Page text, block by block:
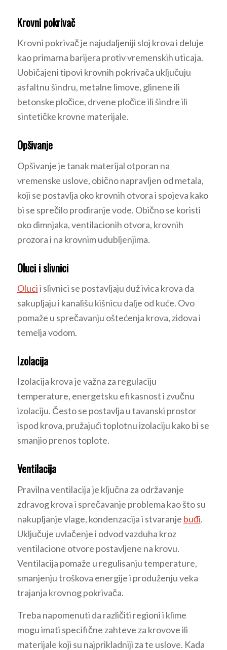
Krovni pokrivač
Krovni pokrivač je najudaljeniji sloj krova i deluje
kao primarna barijera protiv vremenskih uticaja.
Uobičajeni tipovi krovnih pokrivača uključuju
asfaltnu šindru, metalne limove, glinene ili
betonske pločice, drvene pločice ili šindre ili
sintetičke krovne materijale.
Opšivanje
Opšivanje je tanak materijal otporan na
vremenske uslove, obično napravljen od metala,
koji se postavlja oko krovnih otvora i spojeva kako
bi se sprečilo prodiranje vode. Obično se koristi
oko dimnjaka, ventilacionih otvora, krovnih
prozora i na krovnim udubljenjima.
Oluci i slivnici
Olucii slivnici se postavljaju duž ivica krova da
sakupljaju i kanališu kišnicu dalje od kuće. Ovo
pomaže u sprečavanju oštećenja krova, zidova i
temelja vodom.
Izolacija
Izolacija krova je važna za regulaciju
temperature, energetsku efikasnost i zvučnu
izolaciju. Često se postavlja u tavanski prostor
ispod krova, pružajući toplotnu izolaciju kako bi se
smanjio prenos toplote.
Ventilacija
Pravilna ventilacija je ključna za održavanje
zdravog krova i sprečavanje problema kao što su
nakupljanje vlage, kondenzacija i stvaranje buđi.
Uključuje uvlačenje i odvod vazduha kroz
ventilacione otvore postavljene na krovu.
Ventilacija pomaže u regulisanju temperature,
smanjenju troškova energije i produženju veka
trajanja krovnog pokrivača.
Treba napomenuti da različiti regioni i klime
mogu imati specifične zahteve za krovove ili
materijale koji su najprikladniji za te uslove. Kada